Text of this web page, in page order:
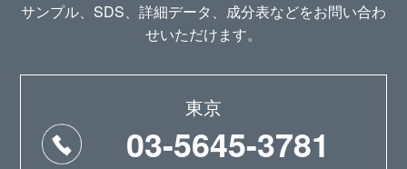
サンプル、SDS、詳細データ、成分表などをお問い合わ
せいただけます。
東京
03-5645-3781